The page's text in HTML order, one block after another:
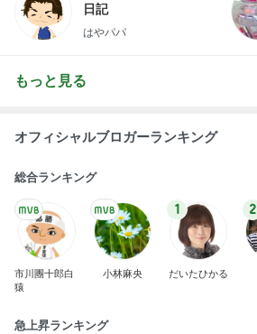
日記
はやパパ
もっと見る
オフィシャルブロガーランキング
総合ランキング
市川團十郎白
猿
小林麻央
1
だいたひかる
2
急上昇ランキング